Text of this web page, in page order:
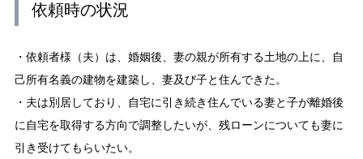
依頼時の状況
・依頼者様（夫）は、婚姻後、妻の親が所有する土地の上に、自
己所有名義の建物を建築し、妻及び子と住んできた。
・夫は別居しており、自宅に引き続き住んでいる妻と子が離婚後
に自宅を取得する方向で調整したいが、残ローンについても妻に
引き受けてもらいたい。